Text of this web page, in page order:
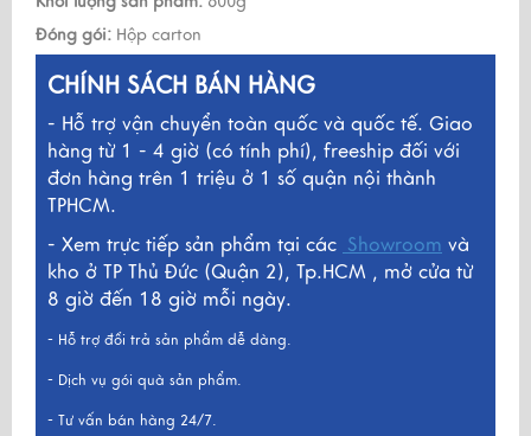
Đóng gói: Hộp carton
CHÍNH SÁCH BÁN HÀNG
- Hỗ trợ vận chuyển toàn quốc và quốc tế. Giao
hàng từ 1 - 4 giờ (có tính phí), freeship đối với
đơn hàng trên 1 triệu ở 1 số quận nội thành
TPHCM.
- Xem trực tiếp sản phẩm tại các Showroom và
kho ở TP Thủ Đức (Quận 2), Tp.HCM , mở cửa từ
8 giờ đến 18 giờ mỗi ngày.
- Hỗ trợ đổi trả sản phẩm dễ dàng.
- Dịch vụ gói quà sản phẩm.
- Tư vấn bán hàng 24/7.